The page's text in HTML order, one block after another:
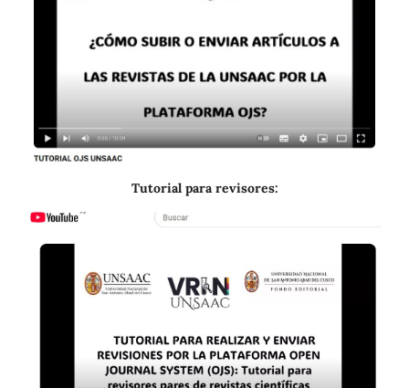
Tutorial para revisores: